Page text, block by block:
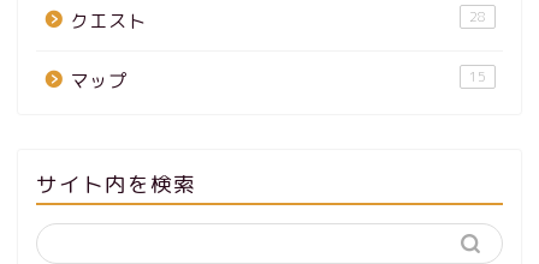
クエスト 28
マップ 15
サイト内を検索